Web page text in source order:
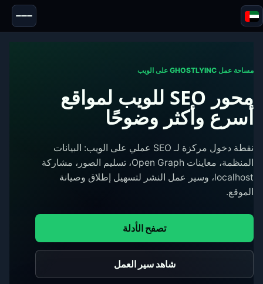
Blazor
الأدوات
اختبارات ومراجعات
مساحة عمل GHOSTLYINC على الويب
محور SEO للويب لمواقع
أسرع وأكثر وضوحًا
نقطة دخول مركزة لـ SEO عملي على الويب: البيانات
المنظمة، معاينات Open Graph، تسليم الصور، مشاركة
localhost، وسير عمل النشر لتسهيل إطلاق وصيانة
الموقع.
تصفح الأدلة
شاهد سير العمل